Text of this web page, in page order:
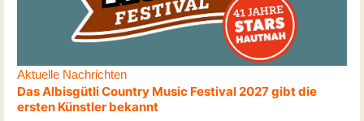
Aktuelle Nachrichten
Das Albisgütli Country Music Festival 2027 gibt die
ersten Künstler bekannt